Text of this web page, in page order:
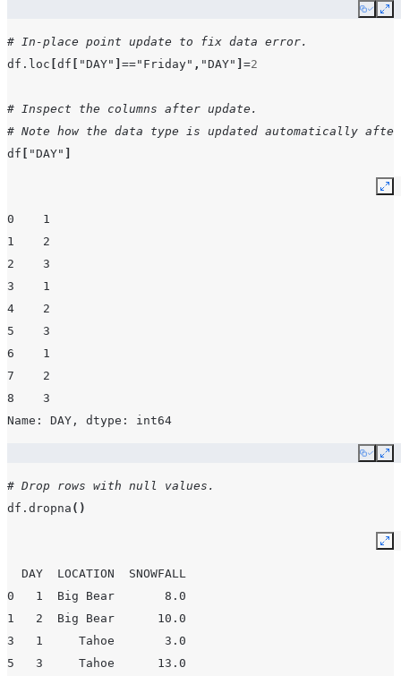
Copy
# In-place point update to fix data error.
df . loc df "DAY" =="Friday" , "DAY" =2
# Inspect the columns after update.
# Note how the data type is updated automatically
df
"DAY"
0    1
1    2
2    3
3    1
4    2
5    3
6    1
7    2
8    3
Name: DAY, dtype: int64
Copy
# Drop rows with null values.
df . dropna ()
  DAY  LOCATION  SNOWFALL
0   1  Big Bear       8.0
1   2  Big Bear      10.0
3   1     Tahoe       3.0
5   3     Tahoe      13.0